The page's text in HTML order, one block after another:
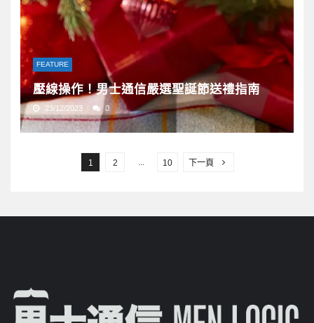
FEATURE
壓線操作！男士通信嚴選聖誕節送禮指南
23/12/2023 0
1 2 ... 10 下一頁